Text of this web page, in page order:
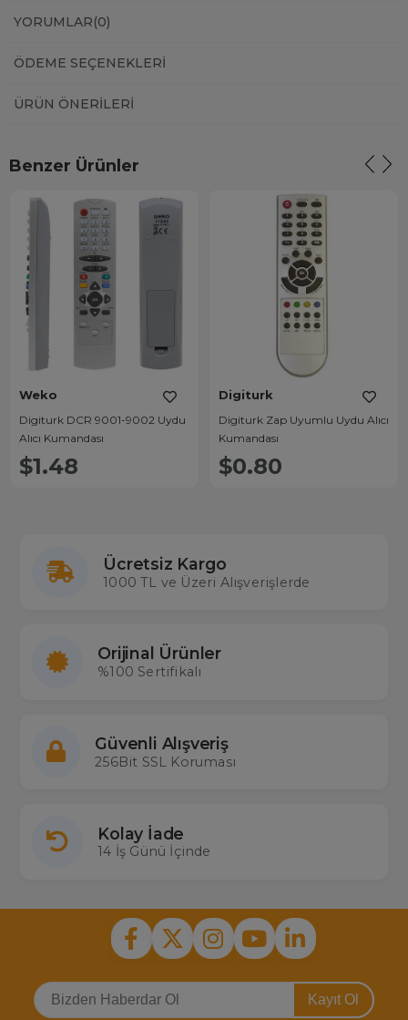
YORUMLAR(0)
ÖDEME SEÇENEKLERI
ÜRÜN ÖNERILERI
Benzer Ürünler
Weko
Digiturk DCR 9001-9002 Uydu
Alıcı Kumandası
$1.48
Digiturk
Digiturk Zap Uyumlu Uydu Alıcı
Kumandası
$0.80
Ücretsiz Kargo
1000 TL ve Üzeri Alışverişlerde
Orijinal Ürünler
%100 Sertifikalı
Güvenli Alışveriş
256Bit SSL Koruması
Kolay İade
14 İş Günü İçinde
Kayıt Ol